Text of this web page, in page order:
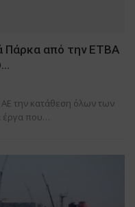
Πάρκα από την ΕΤΒΑ
την κατάθεση όλων των
έργα που…